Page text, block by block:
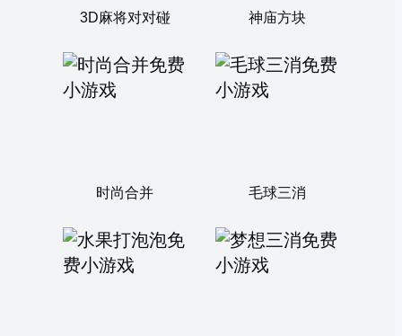
3D麻将对对碰 神庙方块
时尚合并 毛球三消